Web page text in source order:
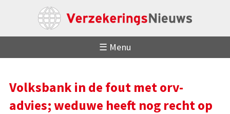
☰ Menu
Volksbank in de fout met orv-
advies; weduwe heeft nog recht op